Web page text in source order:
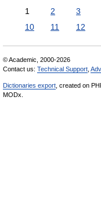
1 2 3
10
11 12
© Academic, 2000-2026
Contact us: Technical Support
Dictionaries export , created on
MODx.